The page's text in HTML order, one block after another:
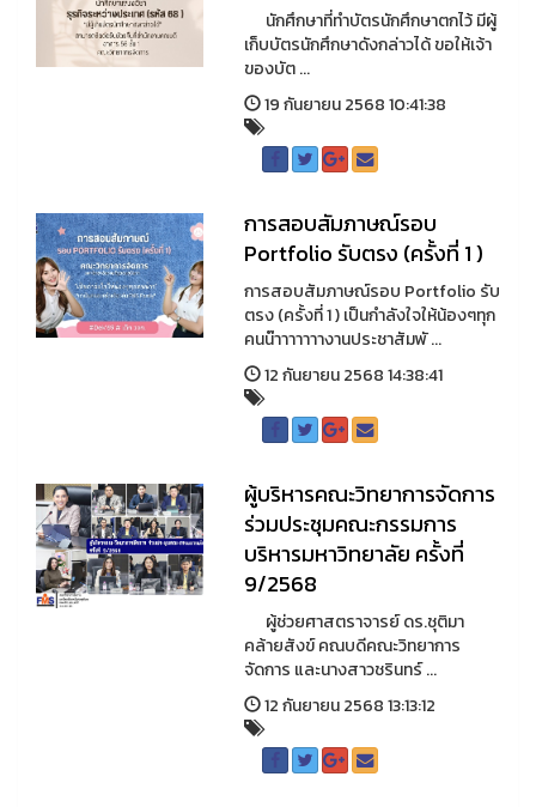
นักศึกษาที่ทำบัตรนักศึกษาตกไว้ มีผู้
เก็บบัตรนักศึกษาดังกล่าวได้ ขอให้เจ้า
ของบัต ...
19 กันยายน 2568 10:41:38
การสอบสัมภาษณ์รอบ
Portfolio รับตรง (ครั้งที่ 1 )
การสอบสัมภาษณ์รอบ Portfolio รับ
ตรง (ครั้งที่ 1 ) เป็นกำลังใจให้น้องๆทุก
คนน๊าาาาาาางานประชาสัมพั ...
12 กันยายน 2568 14:38:41
ผู้บริหารคณะวิทยาการจัดการ
ร่วมประชุมคณะกรรมการ
บริหารมหาวิทยาลัย ครั้งที่
9/2568
ผู้ช่วยศาสตราจารย์ ดร.ชุติมา
คล้ายสังข์ คณบดีคณะวิทยาการ
จัดการ และนางสาวชรินทร์ ...
12 กันยายน 2568 13:13:12